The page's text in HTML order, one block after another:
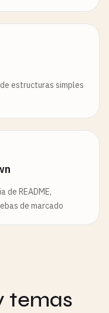
estructuras simples
de README,
de marcado
temas